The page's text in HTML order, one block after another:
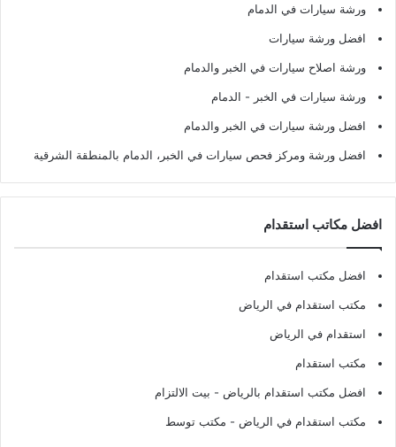
ورشة سيارات في الدمام
افضل ورشة سيارات
ورشة اصلاح سيارات في الخبر والدمام
ورشة سيارات في الخبر - الدمام
افضل ورشة سيارات في الخبر والدمام
افضل ورشة ومركز فحص سيارات في الخبر، الدمام بالمنطقة الشرقية
افضل مكاتب استقدام
افضل مكتب استقدام
مكتب استقدام في الرياض
استقدام في الرياض
مكتب استقدام
افضل مكتب استقدام بالرياض - بيت الالتزام
مكتب استقدام في الرياض - مكتب توسط